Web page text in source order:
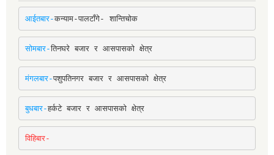
आईतबार-कन्याम-पालटाँगे- शान्तिचोक
सोमबार-तिनघरे बजार र आसपासको क्षेत्र
मंगलबार-पशुपतिनगर बजार र आसपासको क्षेत्र
बुधबार-हर्कटे बजार र आसपासको क्षेत्र
विहिबार-